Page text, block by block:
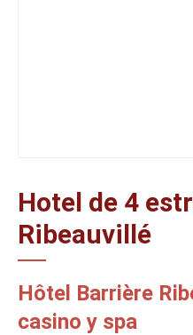
Hotel de 4
Ribeauvillé
Hôtel Barrière
casino y spa